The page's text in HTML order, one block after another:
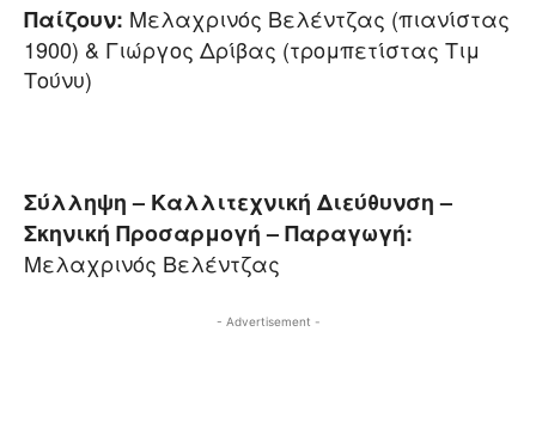
Παίζουν: Μελαχρινός Βελέντζας (πιανίστας
1900) & Γιώργος Δρίβας (τρομπετίστας Τιμ
Τούνυ)
Σύλληψη – Καλλιτεχνική Διεύθυνση –
Σκηνική Προσαρμογή – Παραγωγή:
Μελαχρινός Βελέντζας
- Advertisement -